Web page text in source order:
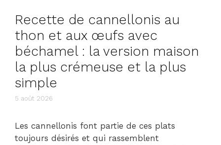
Recette de cannellonis au
thon et aux œufs avec
béchamel : la version maison
la plus crémeuse et la plus
simple
5 août 2026
Les cannellonis font partie de ces plats
toujours désirés et qui rassemblent